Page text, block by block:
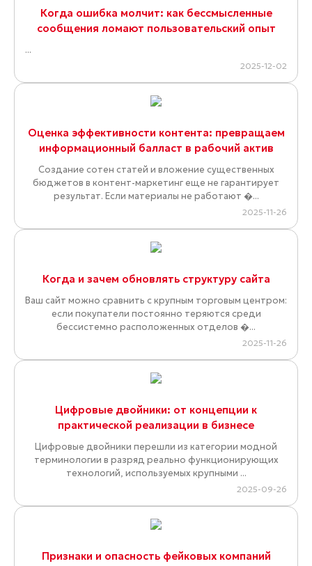
Когда ошибка молчит: как бессмысленные
сообщения ломают пользовательский опыт
...
2025-12-02
Оценка эффективности контента: превращаем
информационный балласт в рабочий актив
Создание сотен статей и вложение существенных
бюджетов в контент-маркетинг еще не гарантирует
результат. Если материалы не работают �...
2025-11-26
Когда и зачем обновлять структуру сайта
Ваш сайт можно сравнить с крупным торговым центром:
если покупатели постоянно теряются среди
бессистемно расположенных отделов �...
2025-11-26
Цифровые двойники: от концепции к
практической реализации в бизнесе
Цифровые двойники перешли из категории модной
терминологии в разряд реально функционирующих
технологий, используемых крупными ...
2025-09-26
Признаки и опасность фейковых компаний